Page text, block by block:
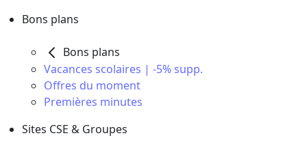
Bons plans
Bons plans
Vacances scolaires | -5% supp.
Offres du moment
Premières minutes
Sites CSE & Groupes